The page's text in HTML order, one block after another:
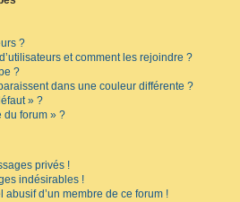
?
et comment les rejoindre ?
?
dans une couleur différente ?
» ?
du forum » ?
privés !
indésirables !
abusif d’un membre de ce forum !